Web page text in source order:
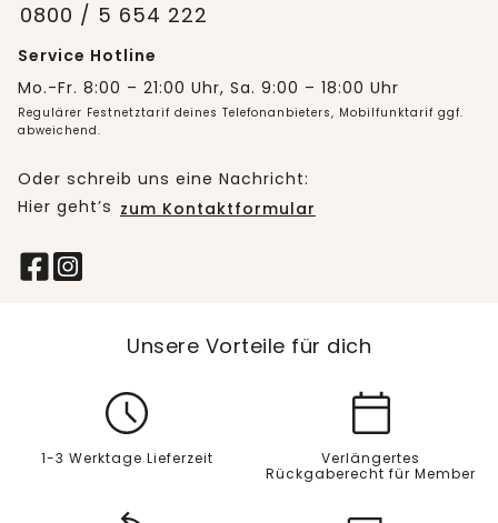
0800 / 5 654 222
Service Hotline
Mo.-Fr. 8:00 – 21:00 Uhr, Sa. 9:00 – 18:00 Uhr
Regulärer Festnetztarif deines Telefonanbieters, Mobilfunktarif ggf.
abweichend.
Oder schreib uns eine Nachricht:
Hier geht’s zum Kontaktformular
Unsere Vorteile für dich
1-3 Werktage Lieferzeit
Verlängertes
Rückgaberecht für Member